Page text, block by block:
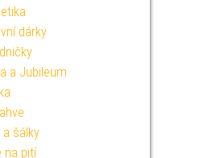
dárky
a Jubileum
a šálky
na pití